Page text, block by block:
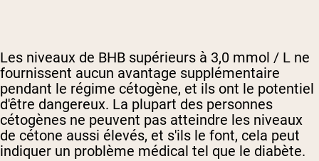
Les niveaux de BHB supérieurs à 3,0 mmol / L ne
fournissent aucun avantage supplémentaire
pendant le régime cétogène, et ils ont le potentiel
d'être dangereux. La plupart des personnes
cétogènes ne peuvent pas atteindre les niveaux
de cétone aussi élevés, et s'ils le font, cela peut
indiquer un problème médical tel que le diabète.